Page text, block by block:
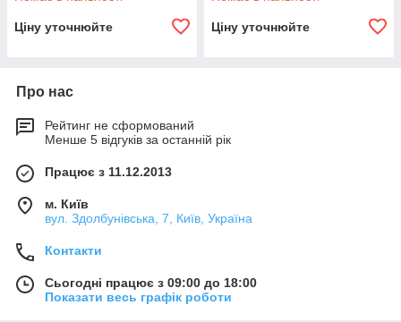
Ціну уточнюйте Ціну уточнюйте
Про нас
Рейтинг не сформований
Менше 5 відгуків за останній рік
Працює з 11.12.2013
м. Київ
вул. Здолбунівська, 7, Київ, Україна
Контакти
Сьогодні працює з 09:00 до 18:00
Показати весь графік роботи